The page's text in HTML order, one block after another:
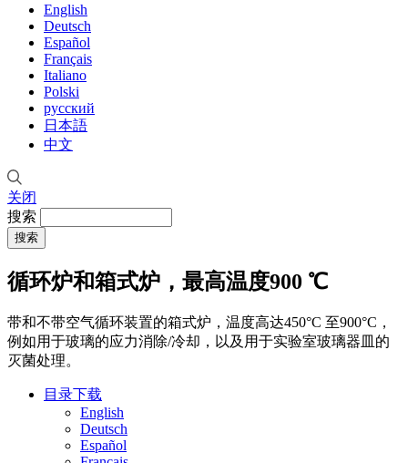
English
Deutsch
Español
Français
Italiano
Polski
русский
日本語
中文
关闭
搜索
循环炉和箱式炉，最高温度900 ℃
带和不带空气循环装置的箱式炉，温度高达450°C 至900°C，
例如用于玻璃的应力消除/冷却，以及用于实验室玻璃器皿的
灭菌处理。
目录下载
English
Deutsch
Español